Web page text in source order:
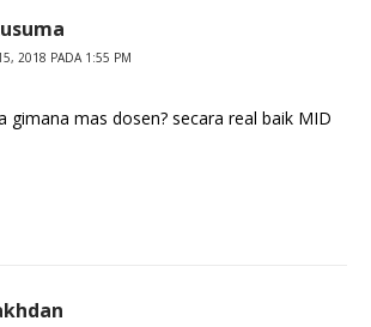
2018 PADA 1:55 PM
gimana mas dosen? secara real baik MID